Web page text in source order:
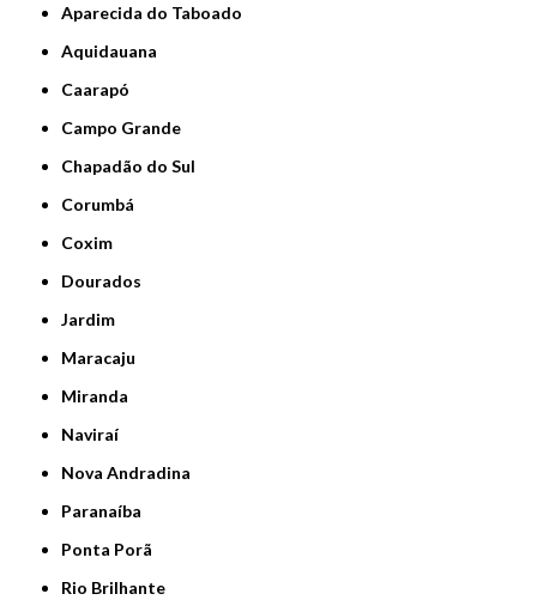
Aparecida do Taboado
Aquidauana
Caarapó
Campo Grande
Chapadão do Sul
Corumbá
Coxim
Dourados
Jardim
Maracaju
Miranda
Naviraí
Nova Andradina
Paranaíba
Ponta Porã
Rio Brilhante